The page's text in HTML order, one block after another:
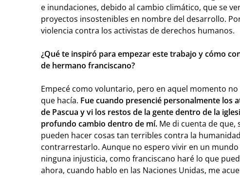
e inundaciones, debido al cambio climático, que se
proyectos insostenibles en nombre del desarrollo.
violencia contra los activistas de derechos humanos.
¿Qué te inspiró para empezar este trabajo y cómo
de hermano franciscano?
Empecé como voluntario, pero en aquel momento
que hacía. Fue cuando presencié personalmente los
de Pascua y vi los restos de la gente dentro de la
profundo cambio dentro de mí. Me di cuenta de que,
pueden hacer cosas tan terribles contra la
contrarrestarlo. Aunque no espero vivir en un mundo
ninguna injusticia, como franciscano haré lo que
ahora, cuando hablo en las Naciones Unidas, me